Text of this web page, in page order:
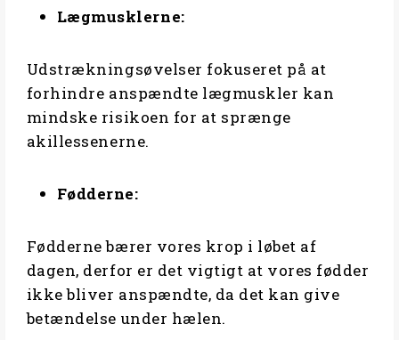
Lægmusklerne:
Udstrækningsøvelser fokuseret på at
forhindre anspændte lægmuskler kan
mindske risikoen for at sprænge
akillessenerne.
Fødderne:
Fødderne bærer vores krop i løbet af
dagen, derfor er det vigtigt at vores fødder
ikke bliver anspændte, da det kan give
betændelse under hælen.